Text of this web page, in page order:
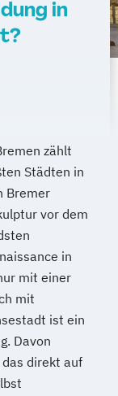
in
zählt
Städten in
Bremer
vor dem
in
mit einer
mit
ist ein
Davon
direkt auf